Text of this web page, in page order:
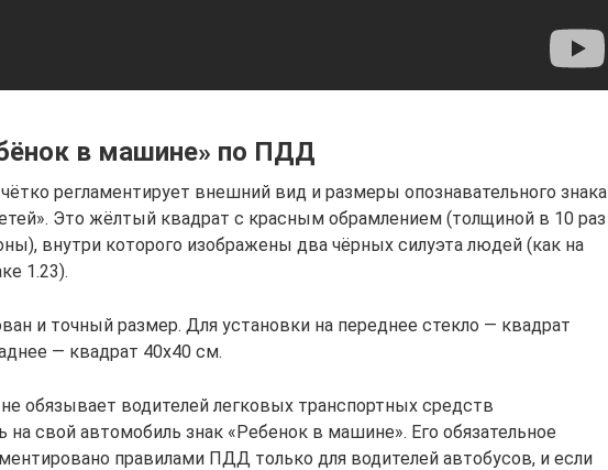
в машине» по ПДД
регламентирует внешний вид и размеры опознавательного знака
Это жёлтый квадрат с красным обрамлением (толщиной в 10 раз
внутри которого изображены два чёрных силуэта людей (как на
1.23).
и точный размер. Для установки на переднее стекло — квадрат
— квадрат 40х40 см.
обязывает водителей легковых транспортных средств
на свой автомобиль знак «Ребенок в машине». Его обязательное
правилами ПДД только для водителей автобусов, и если